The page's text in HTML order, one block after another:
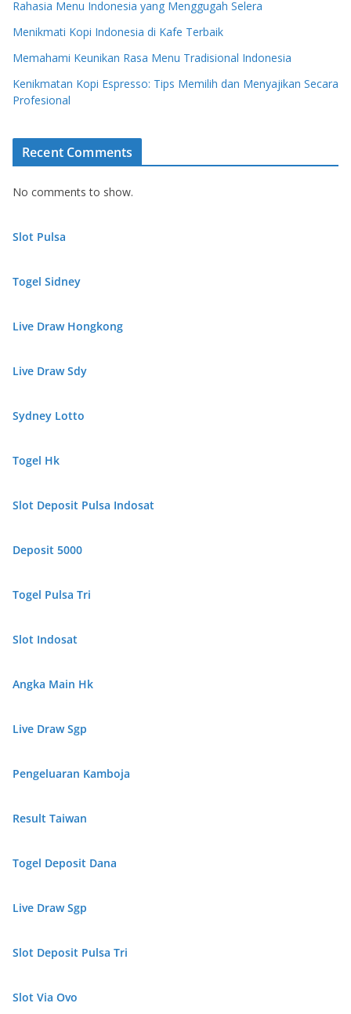
Rahasia Menu Indonesia yang Menggugah Selera
Menikmati Kopi Indonesia di Kafe Terbaik
Memahami Keunikan Rasa Menu Tradisional Indonesia
Kenikmatan Kopi Espresso: Tips Memilih dan Menyajikan Secara
Profesional
Recent Comments
No comments to show.
Slot Pulsa
Togel Sidney
Live Draw Hongkong
Live Draw Sdy
Sydney Lotto
Togel Hk
Slot Deposit Pulsa Indosat
Deposit 5000
Togel Pulsa Tri
Slot Indosat
Angka Main Hk
Live Draw Sgp
Pengeluaran Kamboja
Result Taiwan
Togel Deposit Dana
Live Draw Sgp
Slot Deposit Pulsa Tri
Slot Via Ovo